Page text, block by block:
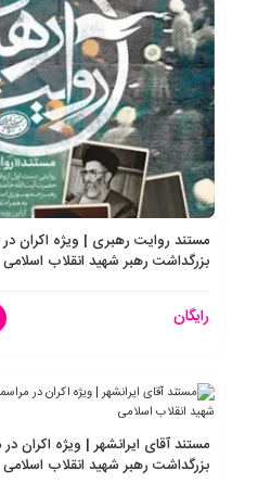
مستند روایت رهبری | ویژه اکران
بزرگداشت رهبر شهید انقلاب اسلامی
رایگان
مستند آقای ایرانشهر | ویژه اکران
بزرگداشت رهبر شهید انقلاب اسلامی